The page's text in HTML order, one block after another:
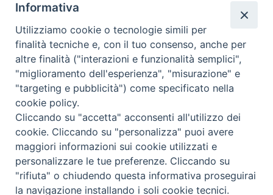
Redazione
Scrivici
Copyright © 2019 - Tutti i diritti riservati - Vita
Trentina Editrice
Privacy Policy
Torna
Informativa
Utilizziamo cookie o tecnologie simili per
finalità tecniche e, con il tuo consenso, anche per
altre finalità ("interazioni e funzionalità semplici",
"miglioramento dell'esperienza", "misurazione" e
"targeting e pubblicità") come specificato nella
cookie policy.
Cliccando su "accetta" acconsenti all'utilizzo dei
cookie. Cliccando su "personalizza" puoi avere
maggiori informazioni sui cookie utilizzati e
personalizzare le tue preferenze. Cliccando su
"rifiuta" o chiudendo questa informativa proseguirai
la navigazione installando i soli cookie tecnici.